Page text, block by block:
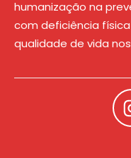
humanização na
com deficiência
qualidade de vida